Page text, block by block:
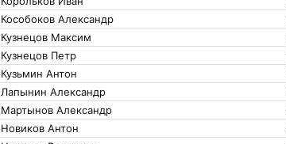
Кособоков Александр
Кузнецов Максим
Кузнецов Петр
Кузьмин Антон
Лапынин Александр
Мартынов Александр
Новиков Антон